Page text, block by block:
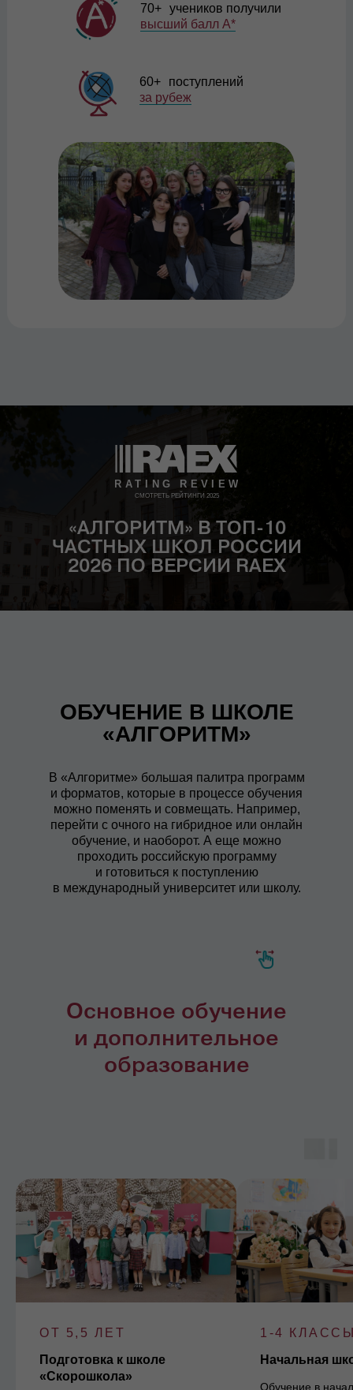
70+ учеников получили
высший балл A*
60+ поступлений
за рубеж
«АЛГОРИТМ» В ТОП-10
ЧАСТНЫХ ШКОЛ РОССИИ
2026 ПО ВЕРСИИ RAEX
СМОТРЕТЬ РЕЙТИНГИ 2025
ОБУЧЕНИЕ В ШКОЛЕ
«АЛГОРИТМ»
В «Алгоритме» большая палитра программ
и форматов, которые в процессе обучения
можно поменять и совмещать. Например,
перейти с очного на гибридное или онлайн
обучение, и наоборот. А еще можно
проходить российскую программу
и готовиться к поступлению
в международный университет или школу.
Основное обучение
и дополнительное
образование
ОТ 5,5 ЛЕТ
Подготовка к школе
«Скорошкола»
1-4
Начальная
Обучение в